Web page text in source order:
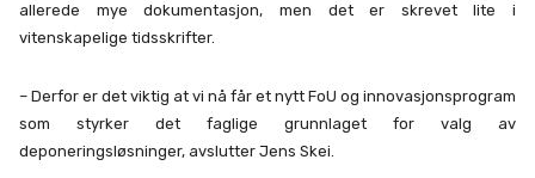
allerede mye dokumentasjon, men det er skrevet lite i
vitenskapelige tidsskrifter.
– Derfor er det viktig at vi nå får et nytt FoU og innovasjonsprogram
som styrker det faglige grunnlaget for valg av
deponeringsløsninger, avslutter Jens Skei.